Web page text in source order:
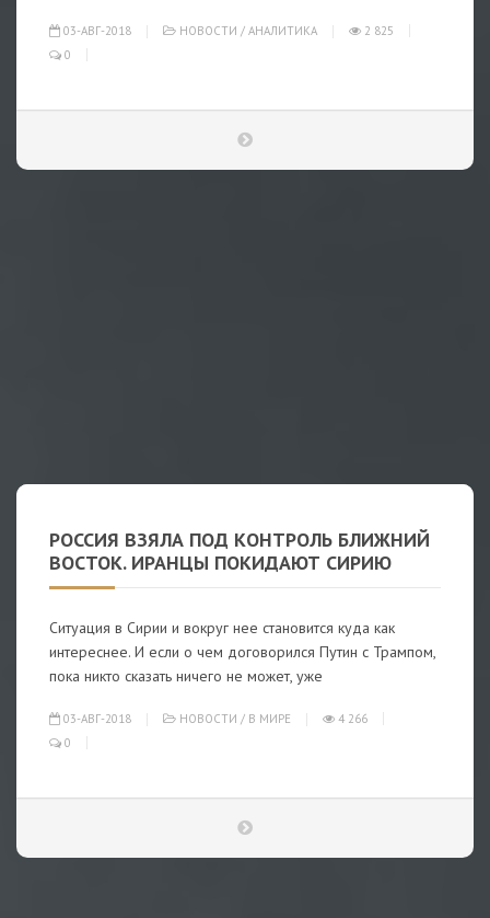
03-АВГ-2018 НОВОСТИ / АНАЛИТИКА
2 825
0
РОССИЯ ВЗЯЛА ПОД КОНТРОЛЬ БЛИЖНИЙ
ВОСТОК. ИРАНЦЫ ПОКИДАЮТ СИРИЮ
Ситуация в Сирии и вокруг нее становится куда как
интереснее. И если о чем договорился Путин с Трампом,
пока никто сказать ничего не может, уже
03-АВГ-2018 НОВОСТИ / В МИРЕ
4 266
0